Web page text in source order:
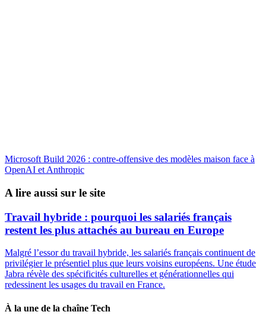
Microsoft Build 2026 : contre-offensive des modèles maison face à
OpenAI et Anthropic
A lire aussi sur le site
Travail hybride : pourquoi les salariés français
restent les plus attachés au bureau en Europe
Malgré l’essor du travail hybride, les salariés français continuent de
privilégier le présentiel plus que leurs voisins européens. Une étude
Jabra révèle des spécificités culturelles et générationnelles qui
redessinent les usages du travail en France.
À la une de la chaîne Tech